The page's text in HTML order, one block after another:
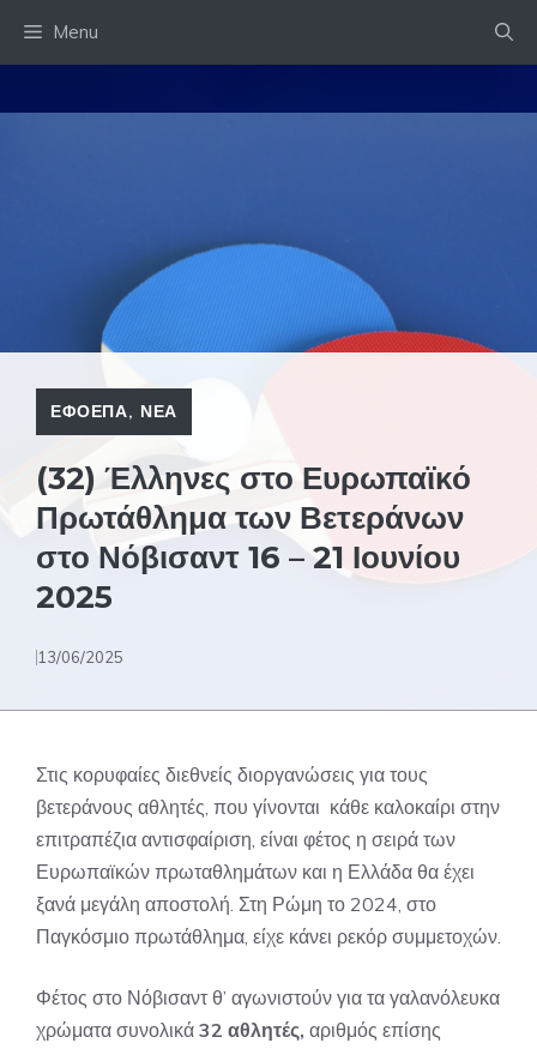
Menu
ΕΦΟΕΠΑ, ΝΕΑ
(32) Έλληνες στο Ευρωπαϊκό
Πρωτάθλημα των Βετεράνων
στο Νόβισαντ 16 – 21 Ιουνίου
2025
13/06/2025
Στις κορυφαίες διεθνείς διοργανώσεις για τους
βετεράνους αθλητές, που γίνονται κάθε καλοκαίρι στην
επιτραπέζια αντισφαίριση, είναι φέτος η σειρά των
Ευρωπαϊκών πρωταθλημάτων και η Ελλάδα θα έχει
ξανά μεγάλη αποστολή. Στη Ρώμη το 2024, στο
Παγκόσμιο πρωτάθλημα, είχε κάνει ρεκόρ συμμετοχών.
Φέτος στο Νόβισαντ θ’ αγωνιστούν για τα γαλανόλευκα
χρώματα συνολικά 32 αθλητές, αριθμός επίσης